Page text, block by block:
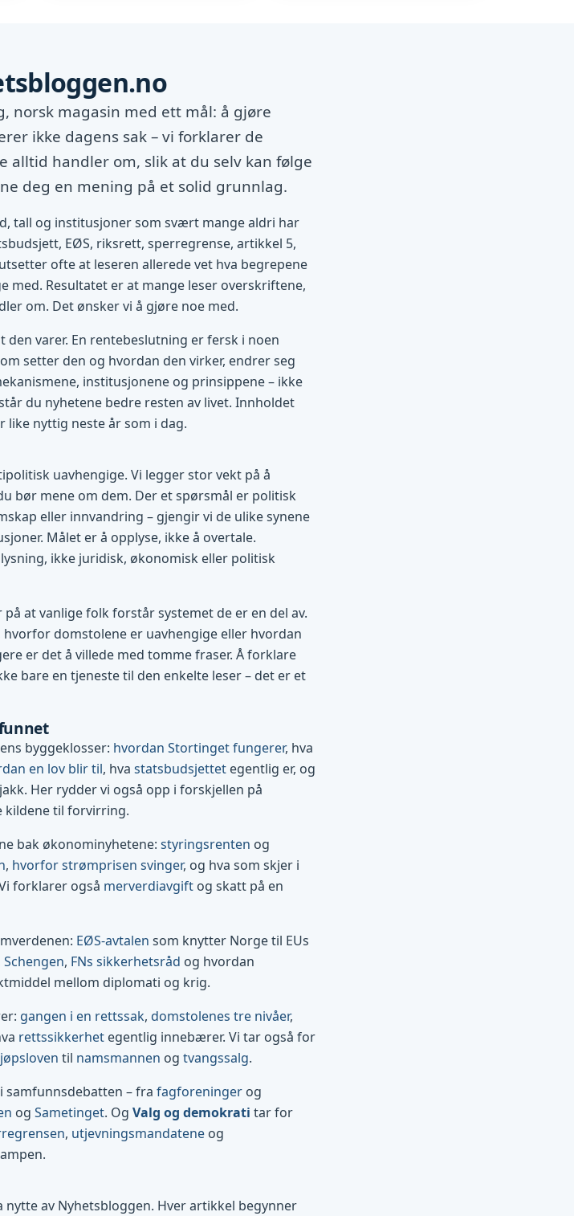
norsk magasin med ett mål: å gjøre
ikke dagens sak – vi forklarer de
handler om, slik at du selv kan følge
deg en mening på et solid grunnlag.
tall og institusjoner som svært mange aldri har
EØS, riksrett, sperregrense, artikkel 5,
ofte at leseren allerede vet hva begrepene
med. Resultatet er at mange leser overskriftene,
om. Det ønsker vi å gjøre noe med.
varer. En rentebeslutning er fersk i noen
setter den og hvordan den virker, endrer seg
institusjonene og prinsippene – ikke
du nyhetene bedre resten av livet. Innholdet
like nyttig neste år som i dag.
uavhengige. Vi legger stor vekt på å
bør mene om dem. Der et spørsmål er politisk
eller innvandring – gjengir vi de ulike synene
Målet er å opplyse, ikke å overtale.
ikke juridisk, økonomisk eller politisk
at vanlige folk forstår systemet de er en del av.
domstolene er uavhengige eller hvordan
er det å villede med tomme fraser. Å forklare
bare en tjeneste til den enkelte leser – det er et
byggeklosser: hvordan Stortinget fungerer, hva
en lov blir til, hvastatsbudsjettet egentlig er, og
Her rydder vi også opp i forskjellen på
kildene til forvirring.
bak økonominyhetene:styringsrenten og
, hvorfor strømprisen svinger, og hva som skjer i
forklarer også merverdiavgift og skatt på en
EØS-avtalen som knytter Norge til EUs
Schengen, FNs sikkerhetsråd og hvordan
mellom diplomati og krig.
gangen i en rettssak,domstolenes tre nivåer,
rettssikkerhet egentlig innebærer. Vi tar også for
til namsmannen ogtvangssalg.
samfunnsdebatten – frafagforeninger og
ogSametinget. OgValg og demokrati tar for
, utjevningsmandatene og
av Nyhetsbloggen. Hver artikkel begynner